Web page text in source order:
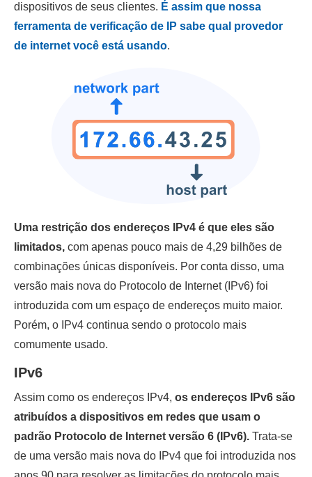
dispositivos de seus clientes. É assim que nossa
ferramenta de verificação de IP sabe qual provedor
de internet você está usando.
Uma restrição dos endereços IPv4 é que eles são
limitados, com apenas pouco mais de 4,29 bilhões de
combinações únicas disponíveis. Por conta disso, uma
versão mais nova do Protocolo de Internet (IPv6) foi
introduzida com um espaço de endereços muito maior.
Porém, o IPv4 continua sendo o protocolo mais
comumente usado.
IPv6
Assim como os endereços IPv4, os endereços IPv6 são
atribuídos a dispositivos em redes que usam o
padrão Protocolo de Internet versão 6 (IPv6). Trata-se
de uma versão mais nova do IPv4 que foi introduzida nos